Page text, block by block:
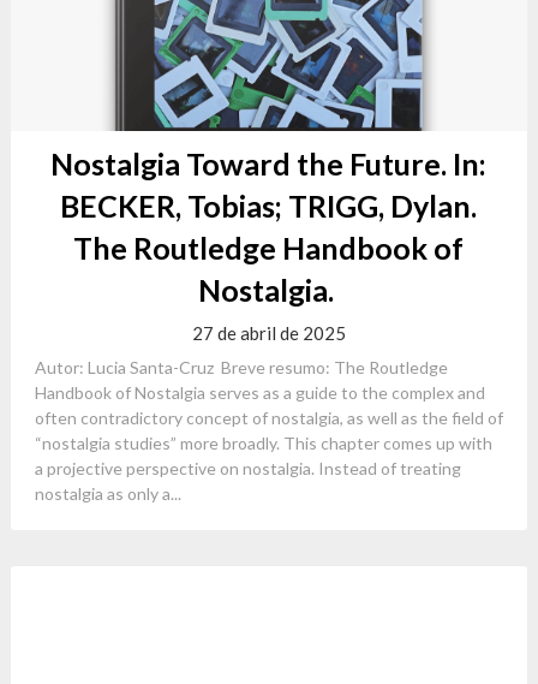
Nostalgia Toward the Future. In:
BECKER, Tobias; TRIGG, Dylan.
The Routledge Handbook of
Nostalgia.
27 de abril de 2025
Autor: Lucia Santa-Cruz Breve resumo: The Routledge
Handbook of Nostalgia serves as a guide to the complex and
often contradictory concept of nostalgia, as well as the field of
“nostalgia studies” more broadly. This chapter comes up with
a projective perspective on nostalgia. Instead of treating
nostalgia as only a...